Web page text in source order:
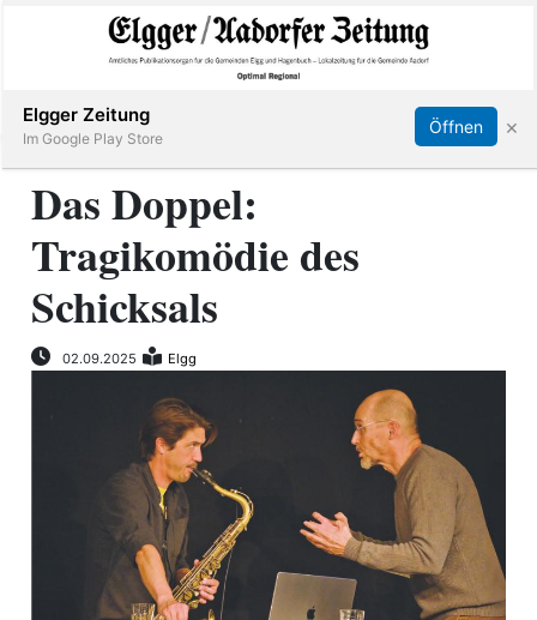
Elgg
Aadorf
Hagenbuch
Abonnieren Online Anmelden Anmelden
Das Doppel:
Tragikomödie des
Schicksals
02.09.2025 Elgg
Elgger Zeitung
Im Google Play Store
Öffnen ×